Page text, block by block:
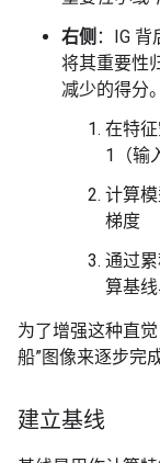
右侧 ：IG
将其重要性
减少的得分
在特
1（输
计算
梯度
通过
算基线
为了增强这种直
船”图像来逐步完
建立基线